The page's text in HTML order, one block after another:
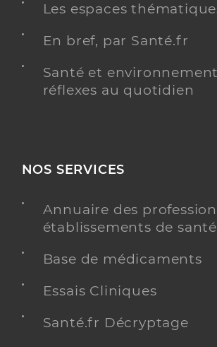
Les espaces
En bref, par Santé.fr
Santé et
réflexes au quotidien
NOS SERVICES
Annuaire des
établissements de santé
Base de médicaments
Essais Cliniques
Santé.fr Décryptage